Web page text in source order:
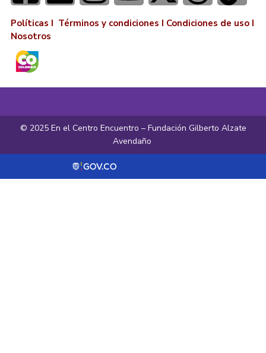
Políticas I Términos y condiciones I Condiciones de uso I
Nosotros
© 2025 En el Centro Encuentro – Fundación Gilberto Alzate
Avendaño